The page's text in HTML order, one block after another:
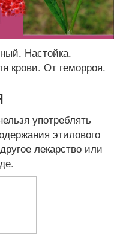
Настойка.
крови. От геморроя.
употреблять
этилового
лекарство или